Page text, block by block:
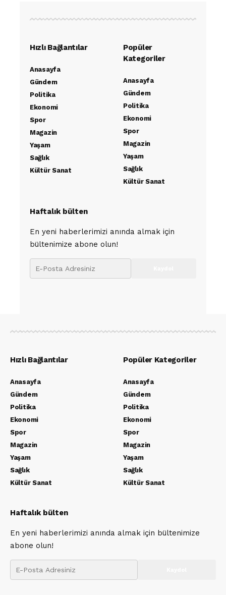
Hızlı Bağlantılar
Anasayfa
Gündem
Politika
Ekonomi
Spor
Magazin
Yaşam
Sağlık
Kültür Sanat
Popüler
Kategoriler
Anasayfa
Gündem
Politika
Ekonomi
Spor
Magazin
Yaşam
Sağlık
Kültür Sanat
Haftalık bülten
En yeni haberlerimizi anında almak için
bültenimize abone olun!
Hızlı Bağlantılar
Anasayfa
Gündem
Politika
Ekonomi
Spor
Magazin
Yaşam
Sağlık
Kültür Sanat
Popüler Kategoriler
Anasayfa
Gündem
Politika
Ekonomi
Spor
Magazin
Yaşam
Sağlık
Kültür Sanat
Haftalık bülten
En yeni haberlerimizi anında almak için bültenimize
abone olun!